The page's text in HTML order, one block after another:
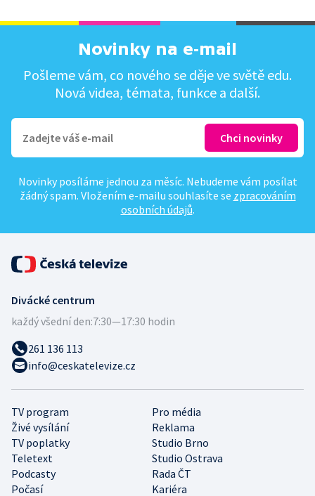
Novinky na e-mail
Pošleme vám, co nového se děje ve světě edu.
Nová videa, témata, funkce a další.
Novinky posíláme jednou za měsíc. Nebudeme vám posílat
žádný spam. Vložením e-mailu souhlasíte se zpracováním
osobních údajů.